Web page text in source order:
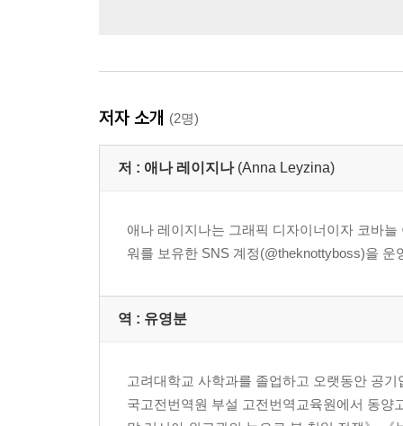
저자 소개 (2명)
저 : 애나 레이지나 (Anna Leyzina)
애나 레이지나는 그래픽 디자이너이자 코바
워를 보유한 SNS 계정(@theknottyboss)을 운
역 : 유영분
고려대학교 사학과를 졸업하고 오랫동안 공
국고전번역원 부설 고전번역교육원에서 동